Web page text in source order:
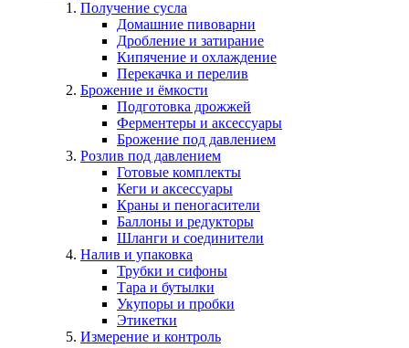
Получение сусла
Домашние пивоварни
Дробление и затирание
Кипячение и охлаждение
Перекачка и перелив
Брожение и ёмкости
Подготовка дрожжей
Ферментеры и аксессуары
Брожение под давлением
Розлив под давлением
Готовые комплекты
Кеги и аксессуары
Краны и пеногасители
Баллоны и редукторы
Шланги и соединители
Налив и упаковка
Трубки и сифоны
Тара и бутылки
Укупоры и пробки
Этикетки
Измерение и контроль